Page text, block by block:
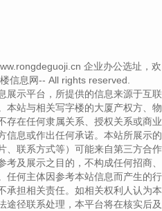
企业办公选址，欢
信息网-- All rights reserved.
展示平台，所提供的信息来源于互联
本站与相关写字楼的大厦产权方、物
存在任何隶属关系、授权关系或商业
信息或作出任何承诺。本站所展示的
、联系方式等）可能来自第三方合作
及展示之目的，不构成任何招商、
任何主体因参考本站信息而产生的行
承担相关责任。如相关权利人认为本
途径联系处理，本平台将在核实后及